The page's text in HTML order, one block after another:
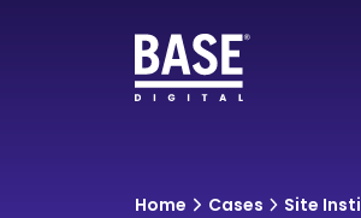
Home Cases Site